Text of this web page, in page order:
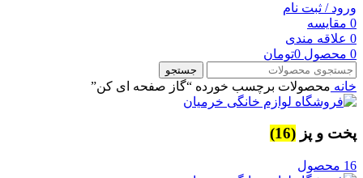
ورود / ثبت نام
0 مقایسه
0 علاقه مندی
0 محصول 0تومان
جستجو
خانه محصولات برچسب خورده “گاز صفحه ای کن”
پخت و پز (16)
16 محصول